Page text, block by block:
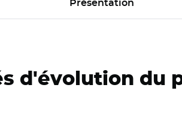
Présentation
d'évolution du